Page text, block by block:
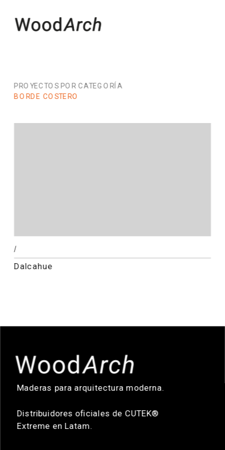
PROYECTOS POR CATEGORÍA
BORDE COSTERO
/
Dalcahue
Maderas para arquitectura moderna.
Distribuidores oficiales de CUTEK®
Extreme en Latam.